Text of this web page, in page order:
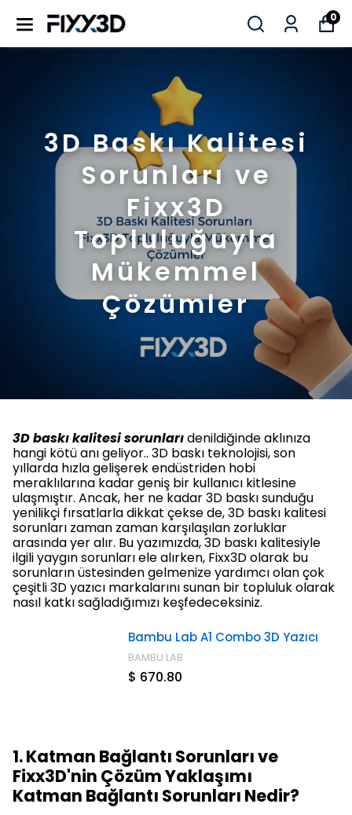
0
3D Baskı Kalitesi
Sorunları ve
Fixx3D
Topluluğuyla
Mükemmel
Çözümler
3D baskı kalitesi sorunlarıdenildiğinde aklınıza
hangi kötü anı geliyor.. 3D baskı teknolojisi, son
yıllarda hızla gelişerek endüstriden hobi
meraklılarına kadar geniş bir kullanıcı kitlesine
ulaşmıştır. Ancak, her ne kadar 3D baskı sunduğu
yenilikçi fırsatlarla dikkat çekse de, 3D baskı kalitesi
sorunları zaman zaman karşılaşılan zorluklar
arasında yer alır. Bu yazımızda, 3D baskı kalitesiyle
ilgili yaygın sorunları ele alırken, Fixx3D olarak bu
sorunların üstesinden gelmenize yardımcı olan çok
çeşitli 3D yazıcı markalarını sunan bir topluluk olarak
nasıl katkı sağladığımızı keşfedeceksiniz.
Bambu Lab A1 Combo 3D Yazıcı
BAMBU LAB
$ 670.80
1. Katman Bağlantı Sorunları ve
Fixx3D'nin Çözüm Yaklaşımı
Katman Bağlantı Sorunları Nedir?